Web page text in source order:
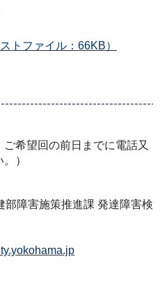
トファイル：66KB）
希望回の前日までに電話又
）
部障害施策推進課 発達障害検